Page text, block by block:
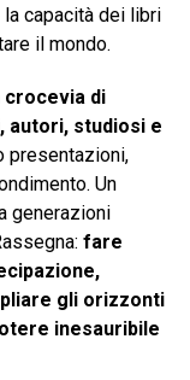
la capacità dei libri
il mondo.
crocevia di
autori, studiosi e
presentazioni,
Un
generazioni
fare
gli orizzonti
inesauribile